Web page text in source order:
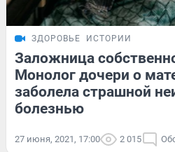
ЗДОРОВЬЕ ИСТОРИИ
Заложница
Монолог дочери о
заболела страшной
болезнью
27 июня, 2021, 17:00 2 015